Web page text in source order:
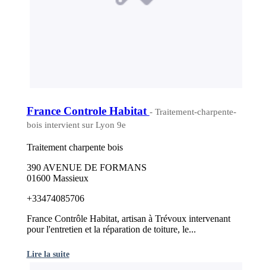
France Controle Habitat - Traitement-charpente-
bois intervient sur Lyon 9e
Traitement charpente bois
390 AVENUE DE FORMANS
01600 Massieux
+33474085706
France Contrôle Habitat, artisan à Trévoux intervenant
pour l'entretien et la réparation de toiture, le...
Lire la suite